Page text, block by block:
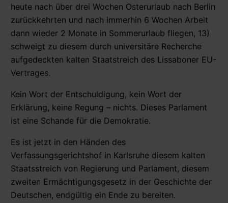
heute nach über drei Wochen Osterurlaub nach Berlin
zurückkehrten und nach immerhin 6 Wochen Arbeit
dann wieder 2 Monate in Sommerurlaub fliegen, 13)
schweigt zu diesem durch universitäre Recherche
aufgedeckten kalten Staatstreich des Lissaboner EU-
Vertrages.
Kein Wort der Entschuldigung, kein Wort der
Erklärung, keine Regung – nichts. Dieses Parlament
ist eine Schande für die Demokratie.
Es ist jetzt in den Händen des
Verfassungsgerichtshof in Karlsruhe diesem kalten
Staatsstreich von Regierung und Parlament, diesem
zweiten Ermächtigungsgesetz in der Geschichte der
Deutschen, endgültig ein Ende zu bereiten.